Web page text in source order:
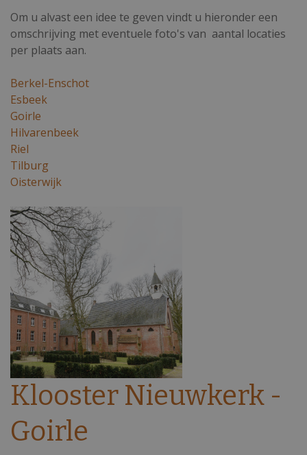
Om u alvast een idee te geven vindt u hieronder een
omschrijving met eventuele foto's van aantal locaties
per plaats aan.
Berkel-Enschot
Esbeek
Goirle
Hilvarenbeek
Riel
Tilburg
Oisterwijk
Klooster Nieuwkerk -
Goirle